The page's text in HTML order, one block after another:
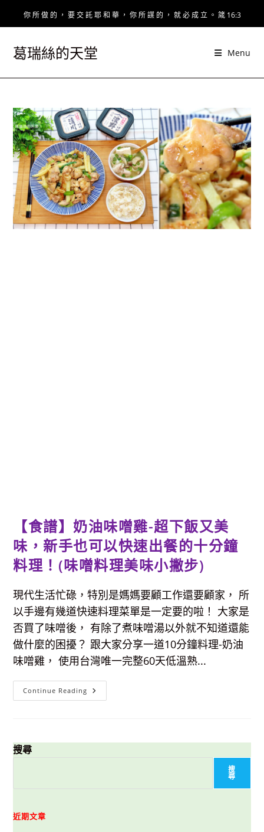
你 所 做 的 ， 要 交 託 耶 和 華 ， 你 所 謀 的 ， 就 必 成 立 。 箴 16:3
葛瑞絲的天堂 Menu
【食譜】奶油味噌雞-超下飯又美
味，新手也可以快速出餐的十分鐘
料理！(味噌料理美味小撇步)
現代生活忙碌，特別是媽媽要顧工作還要顧家， 所
以手邊有幾道快速料理菜單是一定要的啦！ 大家是
否買了味噌後， 有除了煮味噌湯以外就不知道還能
做什麼的困擾？ 跟大家分享一道10分鐘料理-奶油
味噌雞， 使用台灣唯一完整60天低溫熟...
Continue Reading 【食
譜】
雞-
搜尋
搜
尋
近期文章